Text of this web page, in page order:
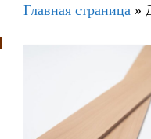
Главная страница»